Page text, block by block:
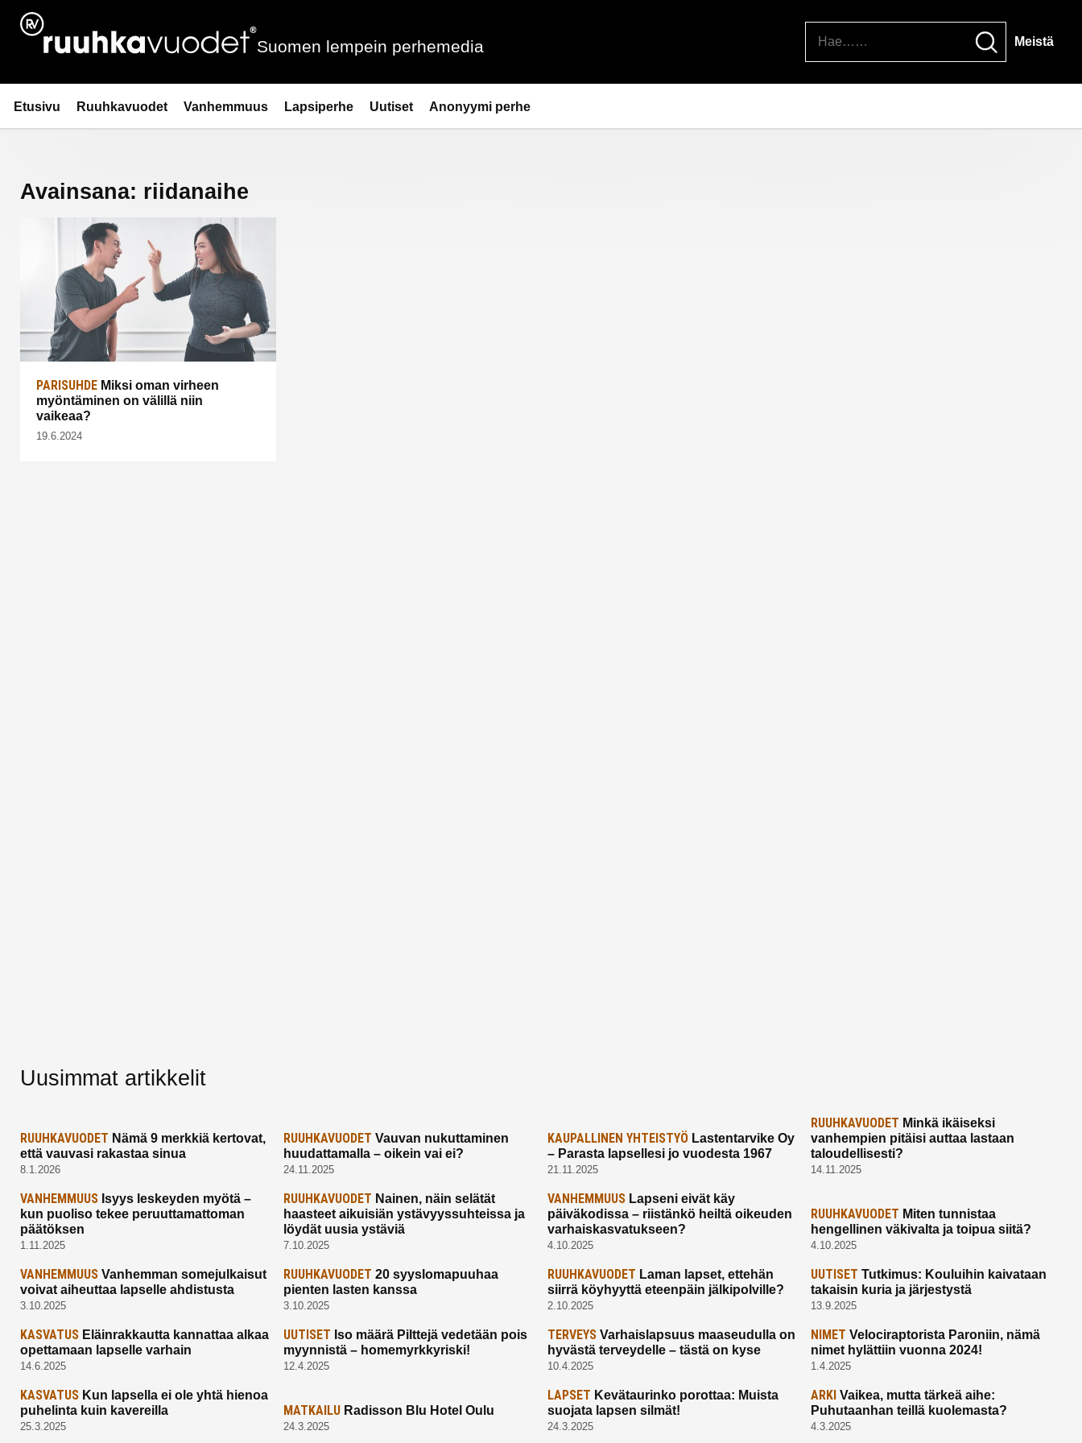
Siirry
sisältöön
Ruuhkavuodet.fi
Suomen lempein perhemedia Meistä
Etusivu Ruuhkavuodet Vanhemmuus Lapsiperhe Uutiset Anonyymi perhe
Avainsana: riidanaihe
PARISUHDE Miksi oman virheen
myöntäminen on välillä niin
vaikeaa?
19.6.2024
Uusimmat artikkelit
RUUHKAVUODET Nämä 9 merkkiä kertovat,
että vauvasi rakastaa sinua
8.1.2026
RUUHKAVUODET Vauvan nukuttaminen
huudattamalla – oikein vai ei?
24.11.2025
KAUPALLINEN YHTEISTYÖLastentarvike Oy
– Parasta lapsellesi jo vuodesta 1967
21.11.2025
RUUHKAVUODET Minkä ikäiseksi
vanhempien pitäisi auttaa lastaan
taloudellisesti?
14.11.2025
VANHEMMUUS Isyys leskeyden myötä –
kun puoliso tekee peruuttamattoman
päätöksen
1.11.2025
RUUHKAVUODET Nainen, näin selätät
haasteet aikuisiän ystävyyssuhteissa ja
löydät uusia ystäviä
7.10.2025
VANHEMMUUSLapseni eivät käy
päiväkodissa – riistänkö heiltä oikeuden
varhaiskasvatukseen?
4.10.2025
RUUHKAVUODET Miten tunnistaa
hengellinen väkivalta ja toipua siitä?
4.10.2025
VANHEMMUUS Vanhemman somejulkaisut
voivat aiheuttaa lapselle ahdistusta
3.10.2025
RUUHKAVUODET 20 syyslomapuuhaa
pienten lasten kanssa
3.10.2025
RUUHKAVUODET Laman lapset, ettehän
siirrä köyhyyttä eteenpäin jälkipolville?
2.10.2025
UUTISET Tutkimus: Kouluihin kaivataan
takaisin kuria ja järjestystä
13.9.2025
KASVATUS Eläinrakkautta kannattaa alkaa
opettamaan lapselle varhain
14.6.2025
UUTISET Iso määrä Pilttejä vedetään pois
myynnistä – homemyrkkyriski!
12.4.2025
TERVEYSVarhaislapsuus maaseudulla on
hyvästä terveydelle – tästä on kyse
10.4.2025
NIMET Velociraptorista Paroniin, nämä
nimet hylättiin vuonna 2024!
1.4.2025
KASVATUS Kun lapsella ei ole yhtä hienoa
puhelinta kuin kavereilla
25.3.2025
MATKAILU Radisson Blu Hotel Oulu
24.3.2025
LAPSET Kevätaurinko porottaa: Muista
suojata lapsen silmät!
24.3.2025
ARKI Vaikea, mutta tärkeä aihe:
Puhutaanhan teillä kuolemasta?
4.3.2025